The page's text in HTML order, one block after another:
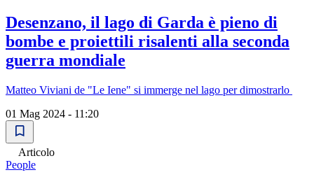
Desenzano, il lago di Garda è pieno di
bombe e proiettili risalenti alla seconda
guerra mondiale
Matteo Viviani de "Le Iene" si immerge nel lago per dimostrarlo
01 Mag 2024 - 11:20
Articolo
People